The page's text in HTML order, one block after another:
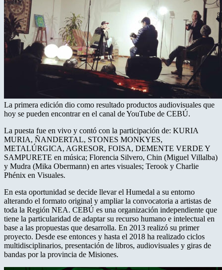
La primera edición dio como resultado productos audiovisuales que
hoy se pueden encontrar en el canal de YouTube de CEBÚ.
La puesta fue en vivo y contó con la participación de: KURIA
MURIA, ÑANDERTAL, STONES MONKYES,
METALÚRGICA, AGRESOR, FOISA, DEMENTE VERDE Y
SAMPURETE en música; Florencia Silvero, Chin (Miguel Villalba)
y Mudra (Mika Obermann) en artes visuales; Terook y Charlie
Phénix en Visuales.
En esta oportunidad se decide llevar el Humedal a su entorno
alterando el formato original y ampliar la convocatoria a artistas de
toda la Región NEA. CEBÚ es una organización independiente que
tiene la particularidad de adaptar su recurso humano e intelectual en
base a las propuestas que desarrolla. En 2013 realizó su primer
proyecto. Desde ese entonces y hasta el 2018 ha realizado ciclos
multidisciplinarios, presentación de libros, audiovisuales y giras de
bandas por la provincia de Misiones.